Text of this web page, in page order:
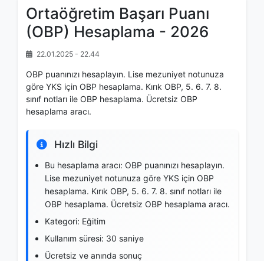
Ortaöğretim Başarı Puanı
(OBP) Hesaplama - 2026
22.01.2025 - 22.44
OBP puanınızı hesaplayın. Lise mezuniyet notunuza
göre YKS için OBP hesaplama. Kırık OBP, 5. 6. 7. 8.
sınıf notları ile OBP hesaplama. Ücretsiz OBP
hesaplama aracı.
Hızlı Bilgi
Bu hesaplama aracı: OBP puanınızı hesaplayın.
Lise mezuniyet notunuza göre YKS için OBP
hesaplama. Kırık OBP, 5. 6. 7. 8. sınıf notları ile
OBP hesaplama. Ücretsiz OBP hesaplama aracı.
Kategori: Eğitim
Kullanım süresi: 30 saniye
Ücretsiz ve anında sonuç